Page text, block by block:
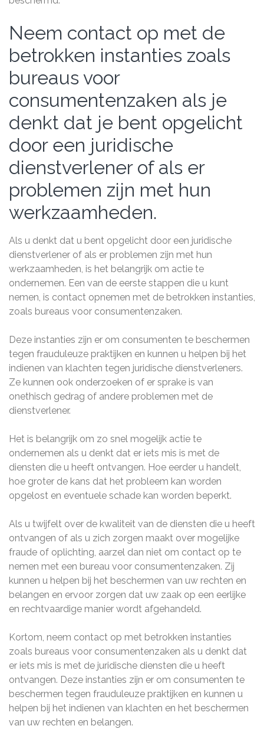
Neem contact op met de
betrokken instanties zoals
bureaus voor
consumentenzaken als je
denkt dat je bent opgelicht
door een juridische
dienstverlener of als er
problemen zijn met hun
werkzaamheden.
Als u denkt dat u bent opgelicht door een juridische
dienstverlener of als er problemen zijn met hun
werkzaamheden, is het belangrijk om actie te
ondernemen. Een van de eerste stappen die u kunt
nemen, is contact opnemen met de betrokken instanties,
zoals bureaus voor consumentenzaken.
Deze instanties zijn er om consumenten te beschermen
tegen frauduleuze praktijken en kunnen u helpen bij het
indienen van klachten tegen juridische dienstverleners.
Ze kunnen ook onderzoeken of er sprake is van
onethisch gedrag of andere problemen met de
dienstverlener.
Het is belangrijk om zo snel mogelijk actie te
ondernemen als u denkt dat er iets mis is met de
diensten die u heeft ontvangen. Hoe eerder u handelt,
hoe groter de kans dat het probleem kan worden
opgelost en eventuele schade kan worden beperkt.
Als u twijfelt over de kwaliteit van de diensten die u heeft
ontvangen of als u zich zorgen maakt over mogelijke
fraude of oplichting, aarzel dan niet om contact op te
nemen met een bureau voor consumentenzaken. Zij
kunnen u helpen bij het beschermen van uw rechten en
belangen en ervoor zorgen dat uw zaak op een eerlijke
en rechtvaardige manier wordt afgehandeld.
Kortom, neem contact op met betrokken instanties
zoals bureaus voor consumentenzaken als u denkt dat
er iets mis is met de juridische diensten die u heeft
ontvangen. Deze instanties zijn er om consumenten te
beschermen tegen frauduleuze praktijken en kunnen u
helpen bij het indienen van klachten en het beschermen
van uw rechten en belangen.